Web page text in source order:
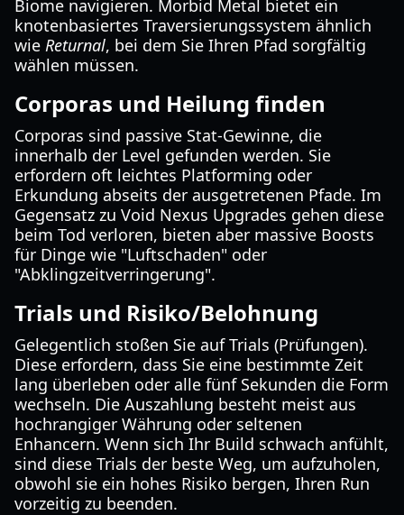
Biome navigieren. Morbid Metal bietet ein
knotenbasiertes Traversierungssystem ähnlich
wie Returnal, bei dem Sie Ihren Pfad sorgfältig
wählen müssen.
Corporas und Heilung finden
Corporas sind passive Stat-Gewinne, die
innerhalb der Level gefunden werden. Sie
erfordern oft leichtes Platforming oder
Erkundung abseits der ausgetretenen Pfade. Im
Gegensatz zu Void Nexus Upgrades gehen diese
beim Tod verloren, bieten aber massive Boosts
für Dinge wie "Luftschaden" oder
"Abklingzeitverringerung".
Trials und Risiko/Belohnung
Gelegentlich stoßen Sie auf Trials (Prüfungen).
Diese erfordern, dass Sie eine bestimmte Zeit
lang überleben oder alle fünf Sekunden die Form
wechseln. Die Auszahlung besteht meist aus
hochrangiger Währung oder seltenen
Enhancern. Wenn sich Ihr Build schwach anfühlt,
sind diese Trials der beste Weg, um aufzuholen,
obwohl sie ein hohes Risiko bergen, Ihren Run
vorzeitig zu beenden.